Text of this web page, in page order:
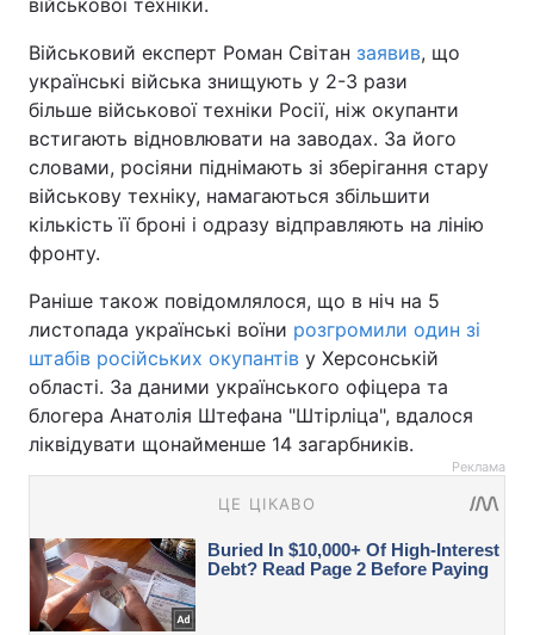
військової техніки.
Військовий експерт Роман Світан заявив, що
українські війська знищують у 2-3 рази
більше військової техніки Росії, ніж окупанти
встигають відновлювати на заводах. За його
словами, росіяни піднімають зі зберігання стару
військову техніку, намагаються збільшити
кількість її броні і одразу відправляють на лінію
фронту.
Раніше також повідомлялося, що в ніч на 5
листопада українські воїни розгромили один зі
штабів російських окупантів у Херсонській
області. За даними українського офіцера та
блогера Анатолія Штефана "Штірліца", вдалося
ліквідувати щонайменше 14 загарбників.
Реклама